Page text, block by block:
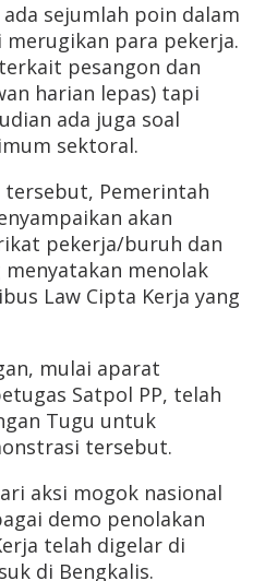
sejumlah poin dalam
para pekerja.
pesangon dan
harian lepas) tapi
ada juga soal
sektoral.
tersebut, Pemerintah
akan
pekerja/buruh dan
menyatakan menolak
Law Cipta Kerja yang
mulai aparat
Satpol PP, telah
Tugu untuk
tersebut.
aksi mogok nasional
demo penolakan
telah digelar di
di Bengkalis.